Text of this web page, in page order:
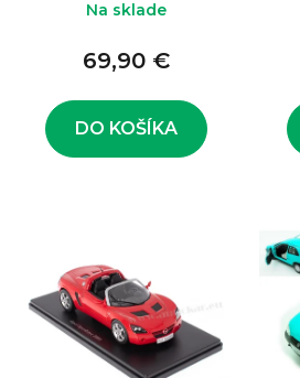
Na sklade
69,90 €
DO KOŠÍKA